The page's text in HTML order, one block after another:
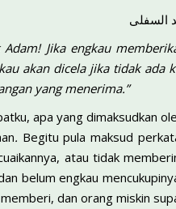
السفلى
Adam! Jika engkau
akan dicela jika tidak ada
yang menerima.”
apa yang dimaksudkan
. Begitu pula maksud
atau tidak
belum engkau
dan orang miskin